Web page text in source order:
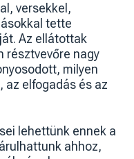
versekkel,
tette
Az ellátottak
résztvevőre nagy
milyen
az elfogadás és az
lehettünk ennek a
ahhoz,